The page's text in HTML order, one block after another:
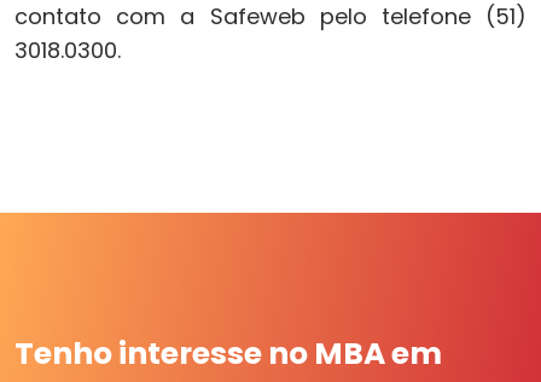
contato com a Safeweb pelo telefone (51)
3018.0300.
Tenho interesse no MBA em